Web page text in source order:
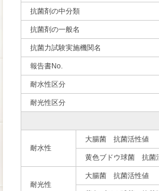
抗菌剤の中分類
抗菌剤の一般名
抗菌力試験実施機関名
報告書No.
耐水性区分
耐光性区分
耐水性
大腸菌 抗菌活性値
黄色ブドウ球菌 抗菌
耐光性
大腸菌 抗菌活性値